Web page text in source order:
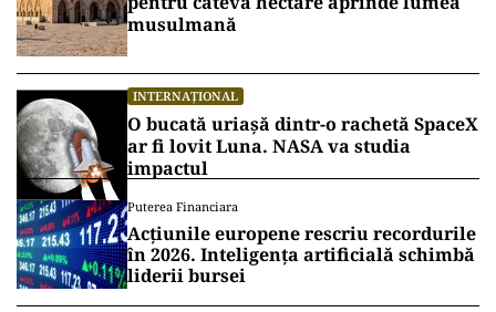
musulmană
INTERNAȚIONAL
O bucată uriașă dintr-o rachetă SpaceX
ar fi lovit Luna. NASA va studia
impactul
Puterea Financiara
Acțiunile europene rescriu recordurile
în 2026. Inteligența artificială schimbă
liderii bursei